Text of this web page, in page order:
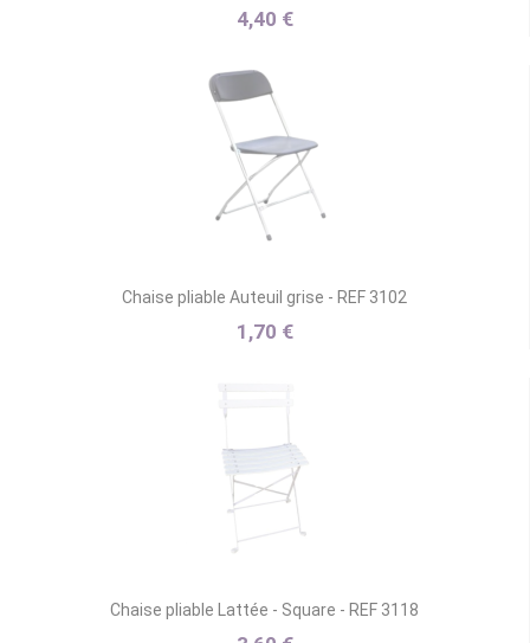
4,40 €
Chaise pliable Auteuil grise - REF 3102
1,70 €
Chaise pliable Lattée - Square - REF 3118